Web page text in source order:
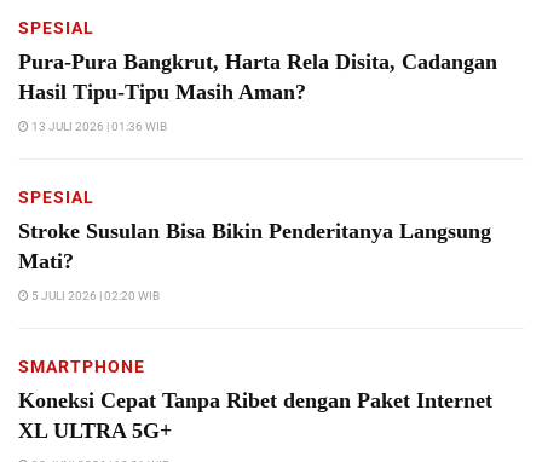
SPESIAL
Pura-Pura Bangkrut, Harta Rela Disita, Cadangan
Hasil Tipu-Tipu Masih Aman?
13 JULI 2026 | 01:36 WIB
SPESIAL
Stroke Susulan Bisa Bikin Penderitanya Langsung
Mati?
5 JULI 2026 | 02:20 WIB
SMARTPHONE
Koneksi Cepat Tanpa Ribet dengan Paket Internet
XL ULTRA 5G+